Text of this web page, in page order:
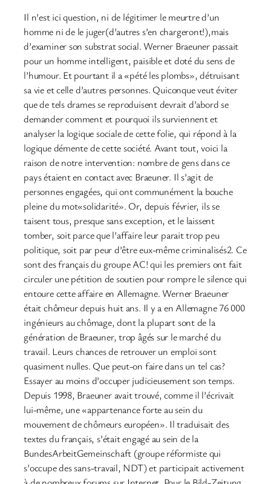
Il n’est ici question, ni de légitimer le meurtre d’un
homme ni de le juger(d’autres s’en chargeront!),mais
d’examiner son substrat social. Werner Braeuner passait
pour un homme intelligent, paisible et doté du sens de
l’humour. Et pourtant il a «pété les plombs», détruisant
sa vie et celle d’autres personnes. Quiconque veut éviter
que de tels drames se reproduisent devrait d’abord se
demander comment et pourquoi ils surviennent et
analyser la logique sociale de cette folie, qui répond à la
logique démente de cette société. Avant tout, voici la
raison de notre intervention: nombre de gens dans ce
pays étaient en contact avec Braeuner. Il s’agit de
personnes engagées, qui ont communément la bouche
pleine du mot«solidarité». Or, depuis février, ils se
taisent tous, presque sans exception, et le laissent
tomber, soit parce que l’affaire leur parait trop peu
politique, soit par peur d’être eux-même criminalisés2. Ce
sont des français du groupe AC! qui les premiers ont fait
circuler une pétition de soutien pour rompre le silence qui
entoure cette affaire en Allemagne. Werner Braeuner
était chômeur depuis huit ans. Il y a en Allemagne 76 000
ingénieurs au chômage, dont la plupart sont de la
génération de Braeuner, trop âgés sur le marché du
travail. Leurs chances de retrouver un emploi sont
quasiment nulles. Que peut-on faire dans un tel cas?
Essayer au moins d’occuper judicieusement son temps.
Depuis 1998, Braeuner avait trouvé, comme il l’écrivait
lui-même, une «appartenance forte au sein du
mouvement de chômeurs européen». Il traduisait des
textes du français, s’était engagé au sein de la
BundesArbeitGemeinschaft (groupe réformiste qui
s’occupe des sans-travail, NDT) et participait activement